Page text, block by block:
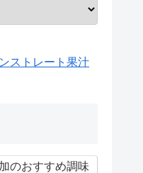
ストレート果汁
のおすすめ調味